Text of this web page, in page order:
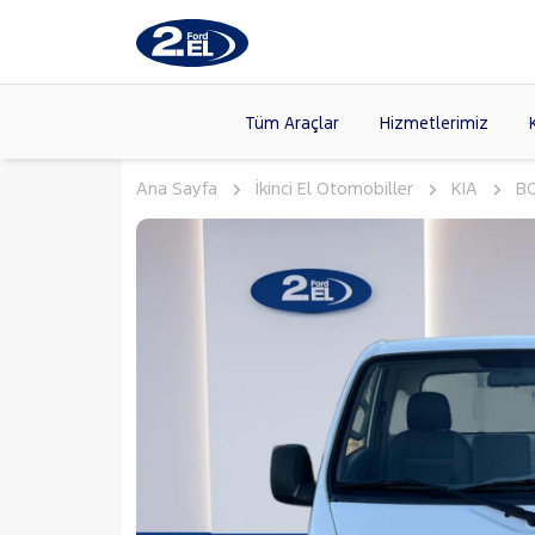
Tüm Araçlar Hizmetlerimiz
Markalar > FORD
SKODA
Ana Sayfa İkinci El Otomobiller KIA